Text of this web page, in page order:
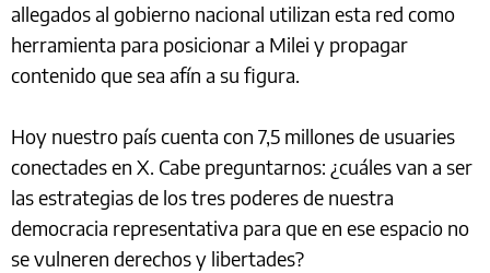
allegados al gobierno nacional utilizan esta red como
herramienta para posicionar a Milei y propagar
contenido que sea afín a su figura.
Hoy nuestro país cuenta con 7,5 millones de usuaries
conectades en X. Cabe preguntarnos: ¿cuáles van a ser
las estrategias de los tres poderes de nuestra
democracia representativa para que en ese espacio no
se vulneren derechos y libertades?